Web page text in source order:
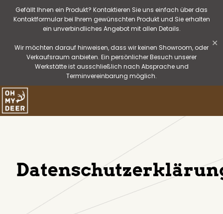
Gefällt Ihnen ein Produkt? Kontaktieren Sie uns einfach über das
Kontaktformular bei Ihrem gewünschten Produkt und Sie erhalten
ein unverbindliches Angebot mit allen Details.
Wir möchten darauf hinweisen, dass wir keinen Showroom, oder
Verkaufsraum anbieten. Ein persönlicher Besuch unserer
Werkstätte ist ausschließlich nach Absprache und
Terminvereinbarung möglich.
✕